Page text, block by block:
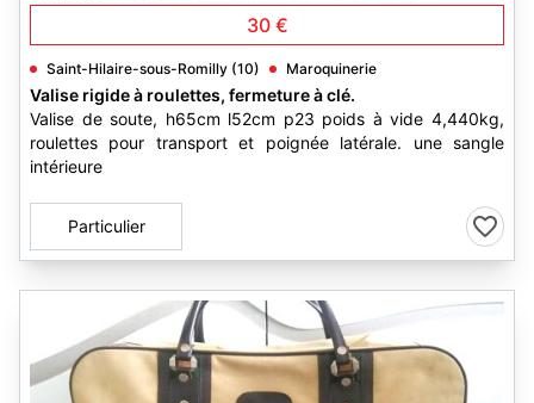
30 €
Saint-Hilaire-sous-Romilly (10) Maroquinerie
Valise rigide à roulettes, fermeture à clé.
Valise de soute, h65cm l52cm p23 poids à vide 4,440kg,
roulettes pour transport et poignée latérale. une sangle
intérieure
Particulier